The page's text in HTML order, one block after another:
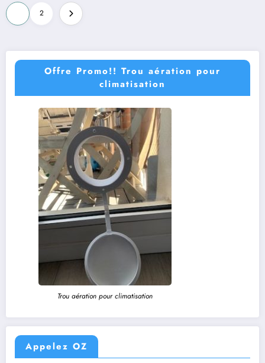
Pagination
des
publications
2
Offre Promo!! Trou aération pour
climatisation
Trou aération pour climatisation
Appelez OZ